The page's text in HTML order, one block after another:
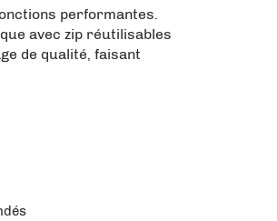
performantes.
avec zip réutilisables
de qualité, faisant